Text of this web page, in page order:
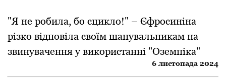
"Я не робила, бо сцикло!" – Єфросиніна
різко відповіла своїм шанувальникам на
звинувачення у використанні "Оземпіка"
6 листопада 2024